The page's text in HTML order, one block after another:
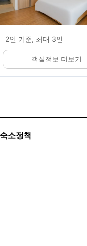
2인 기준, 최대 3인
객실정보 더보기
숙소정책